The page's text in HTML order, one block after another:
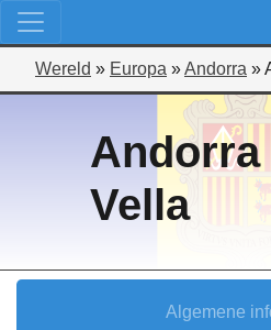
Wereld » Europa »Andorra »
Andorra
Vella
Algemene